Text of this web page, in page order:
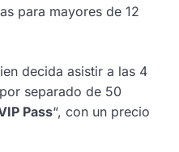
para mayores de 12
decida asistir a las 4
separado de 50
Pass“, con un precio